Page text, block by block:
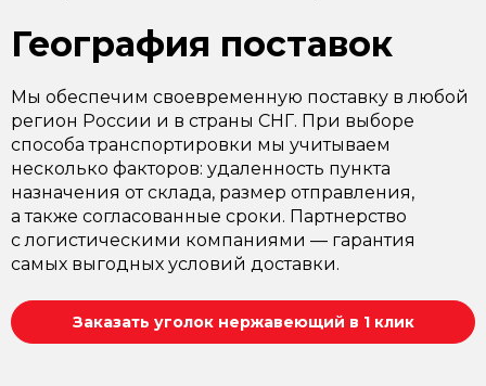
География поставок
Мы обеспечим своевременную поставку в любой
регион России и в страны СНГ. При выборе
способа транспортировки мы учитываем
несколько факторов: удаленность пункта
назначения от склада, размер отправления,
а также согласованные сроки. Партнерство
с логистическими компаниями — гарантия
самых выгодных условий доставки.
Заказать уголок нержавеющий в 1 клик